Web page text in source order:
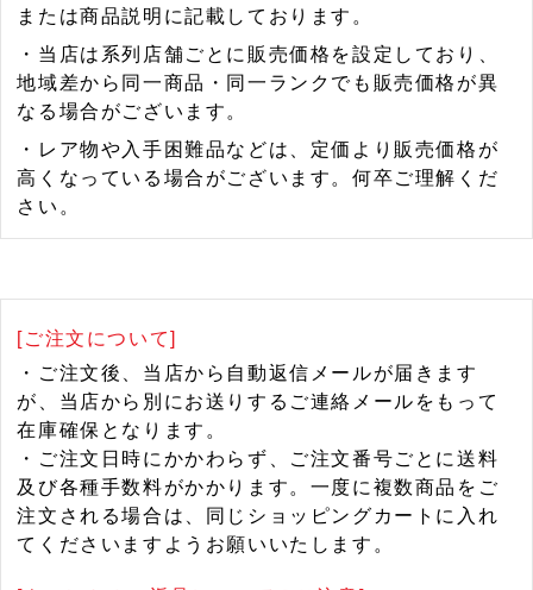
または商品説明に記載しております。
・当店は系列店舗ごとに販売価格を設定しており、
地域差から同一商品・同一ランクでも販売価格が異
なる場合がございます。
・レア物や入手困難品などは、定価より販売価格が
高くなっている場合がございます。何卒ご理解くだ
さい。
[ご注文について]
・ご注文後、当店から自動返信メールが届きます
が、当店から別にお送りするご連絡メールをもって
在庫確保となります。
・ご注文日時にかかわらず、ご注文番号ごとに送料
及び各種手数料がかかります。一度に複数商品をご
注文される場合は、同じショッピングカートに入れ
てくださいますようお願いいたします。